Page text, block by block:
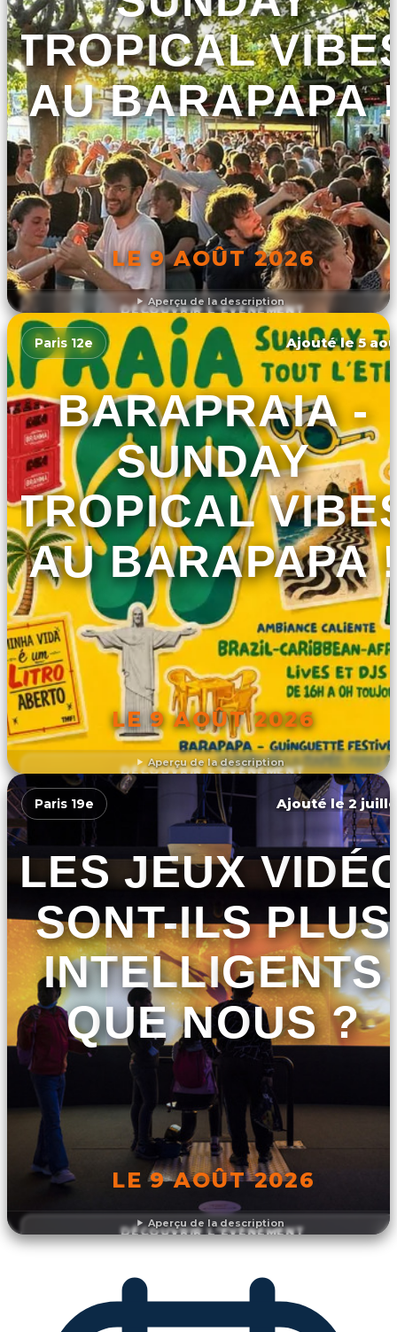
Aperçu de la description
TROPICAL
AU BARAPAPA !
LE 9 AOÛT 2026
DÉCOUVRIR L'ÉVÉNEMENT
Aperçu de la description
Paris 12e Ajouté le 5
BARAPRAIA -
SUNDAY
TROPICAL
AU BARAPAPA !
LE 9 AOÛT 2026
DÉCOUVRIR L'ÉVÉNEMENT
Aperçu de la description
Paris 19e Ajouté le 2
LES JEUX
SONT-ILS PLUS
INTELLIGENTS
QUE NOUS ?
LE 9 AOÛT 2026
DÉCOUVRIR L'ÉVÉNEMENT